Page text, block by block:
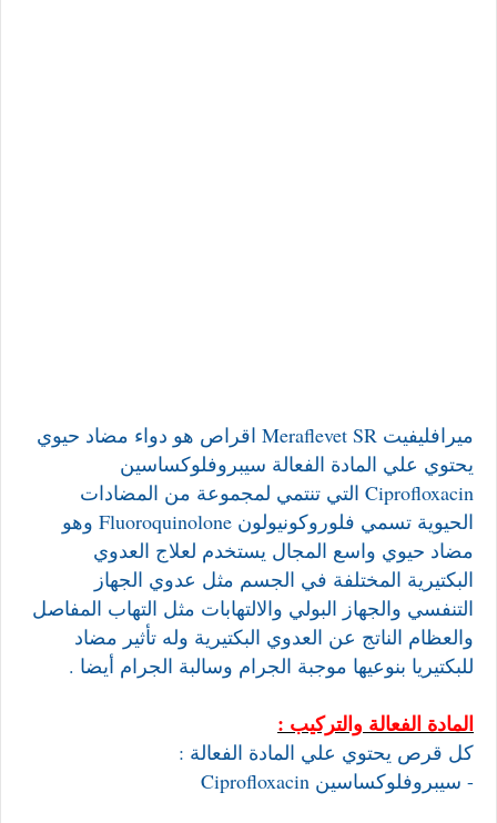
ميرافليفيت Meraflevet SR اقراص هو دواء مضاد حيوي
يحتوي علي المادة الفعالة سيبروفلوكساسين
Ciprofloxacin التي تنتمي لمجموعة من المضادات
الحيوية تسمي فلوروكونيولون Fluoroquinolone وهو
مضاد حيوي واسع المجال يستخدم لعلاج العدوي
البكتيرية المختلفة في الجسم مثل عدوي الجهاز
التنفسي والجهاز البولي والالتهابات مثل التهاب المفاصل
والعظام الناتج عن العدوي البكتيرية وله تأثير مضاد
للبكتيريا بنوعيها موجبة الجرام وسالبة الجرام أيضا .
المادة الفعالة والتركيب :
كل قرص يحتوي علي المادة الفعالة :
- سيبروفلوكساسين Ciprofloxacin